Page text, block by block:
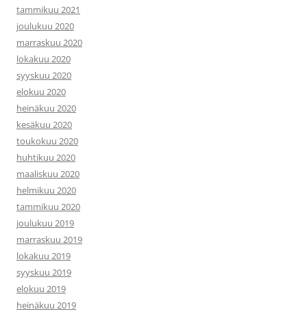
tammikuu 2021
joulukuu 2020
marraskuu 2020
lokakuu 2020
syyskuu 2020
elokuu 2020
heinäkuu 2020
kesäkuu 2020
toukokuu 2020
huhtikuu 2020
maaliskuu 2020
helmikuu 2020
tammikuu 2020
joulukuu 2019
marraskuu 2019
lokakuu 2019
syyskuu 2019
elokuu 2019
heinäkuu 2019